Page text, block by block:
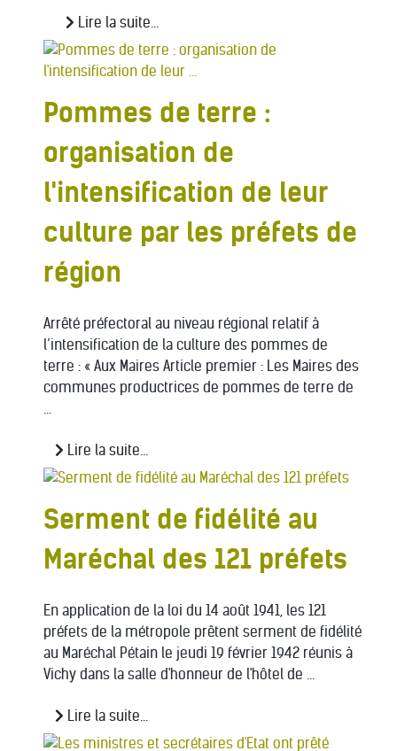
Lire la suite...
Pommes de terre :
organisation de
l'intensification de leur
culture par les préfets de
région
Arrêté préfectoral au niveau régional relatif à
l’intensification de la culture des pommes de
terre : « Aux Maires Article premier : Les Maires des
communes productrices de pommes de terre de
...
Lire la suite...
Serment de fidélité au
Maréchal des 121 préfets
En application de la loi du 14 août 1941, les 121
préfets de la métropole prêtent serment de fidélité
au Maréchal Pétain le jeudi 19 février 1942 réunis à
Vichy dans la salle d'honneur de l'hôtel de ...
Lire la suite...